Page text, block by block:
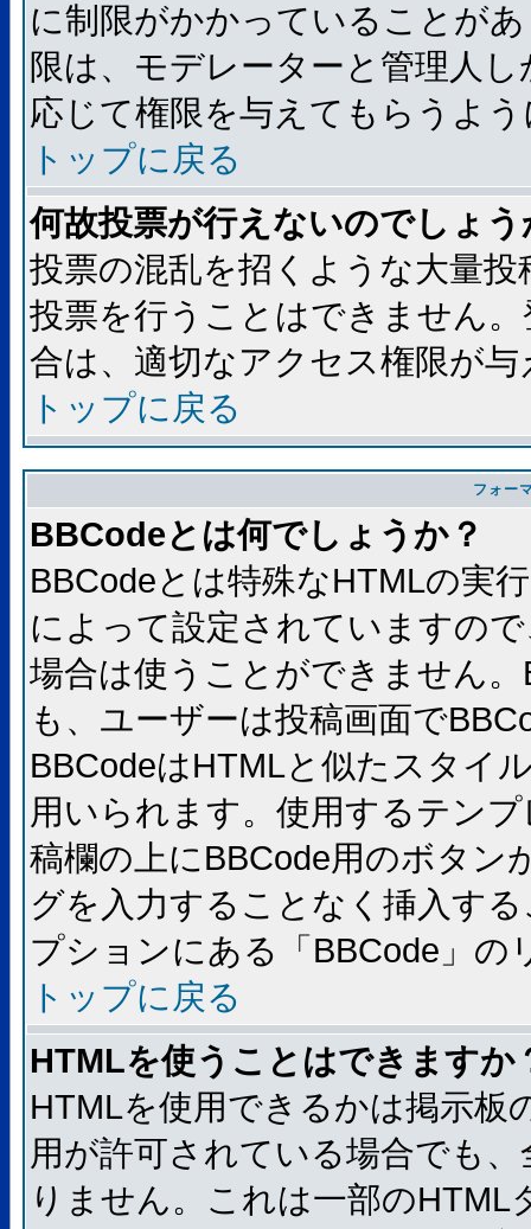
に制限がかかっていることが
限は、モデレーターと管理人
応じて権限を与えてもらうよ
トップに戻る
何故投票が行えないのでしょう
投票の混乱を招くような大量
投票を行うことはできません
合は、適切なアクセス権限が
トップに戻る
フォー
BBCodeとは何でしょうか？
BBCodeとは特殊なHTMLの実
によって設定されていますの
場合は使うことができません
も、ユーザーは投稿画面で
BBCodeはHTMLと似たスタイ
用いられます。使用するテン
稿欄の上にBBCode用のボタン
グを入力することなく挿入す
プションにある「BBCode」
トップに戻る
HTMLを使うことはできますか
HTMLを使用できるかは掲示板
用が許可されている場合でも
りません。これは一部の